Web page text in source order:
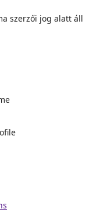
szerzői jog alatt áll